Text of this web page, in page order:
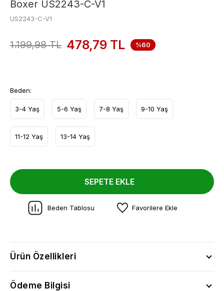
Boxer US2243-C-V1
US2243-C-V1
1.199,98TL 478,79 TL %60
Beden:
3-4 Yaş 5-6 Yaş 7-8 Yaş 9-10 Yaş
11-12 Yaş 13-14 Yaş
SEPETE EKLE
Beden Tablosu Favorilere Ekle
Ürün Özellikleri
Ödeme Bilgisi